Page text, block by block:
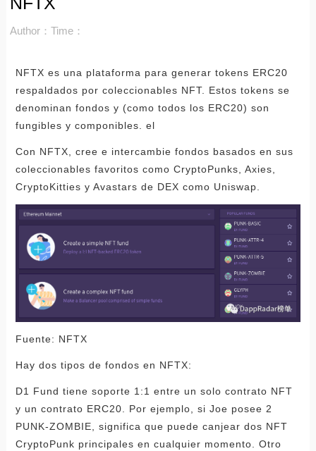
Author： Time：
NFTX es una plataforma para generar tokens ERC20
respaldados por coleccionables NFT. Estos tokens se
denominan fondos y (como todos los ERC20) son
fungibles y componibles. el
Con NFTX, cree e intercambie fondos basados ​​en sus
coleccionables favoritos como CryptoPunks, Axies,
CryptoKitties y Avastars de DEX como Uniswap.
Fuente: NFTX
Hay dos tipos de fondos en NFTX:
D1 Fund tiene soporte 1:1 entre un solo contrato NFT
y un contrato ERC20. Por ejemplo, si Joe posee 2
PUNK-ZOMBIE, significa que puede canjear dos NFT
CryptoPunk principales en cualquier momento. Otro